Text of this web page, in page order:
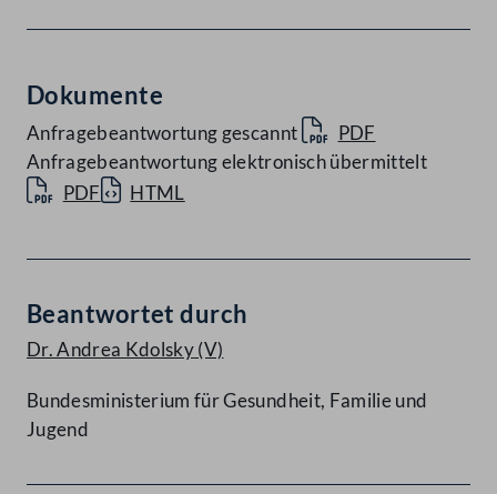
Dokumente
Anfragebeantwortung gescannt
PDF
Anfragebeantwortung elektronisch übermittelt
PDF
HTML
Beantwortet durch
Dr. Andrea Kdolsky(V)
Bundesministerium für Gesundheit, Familie und
Jugend